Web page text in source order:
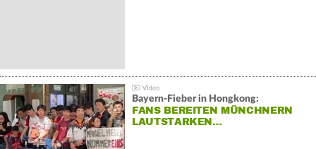
Bayern-Fieber in Hongkong:
FANS BEREITEN MÜNCHNERN
LAUTSTARKEN…